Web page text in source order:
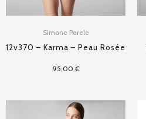
Simone Perele
12v370 – Karma – Peau Rosée
95,00€